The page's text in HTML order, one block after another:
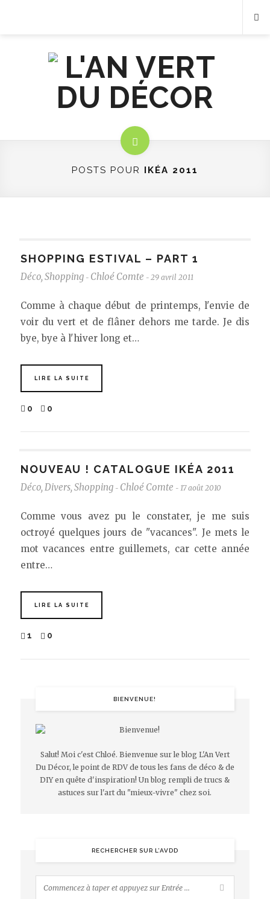
POSTS POUR IKÉA 2011
SHOPPING ESTIVAL – PART 1
Déco, Shopping - Chloé Comte - 29 avril 2011
Comme à chaque début de printemps, l'envie de
voir du vert et de flâner dehors me tarde. Je dis
bye, bye à l'hiver long et…
LIRE LA SUITE
0 0
NOUVEAU ! CATALOGUE IKÉA 2011
Déco, Divers, Shopping - Chloé Comte - 17 août 2010
Comme vous avez pu le constater, je me suis
octroyé quelques jours de "vacances". Je mets le
mot vacances entre guillemets, car cette année
entre…
LIRE LA SUITE
1 0
BIENVENUE!
Salut! Moi c'est Chloé. Bienvenue sur le blog L'An Vert
Du Décor, le point de RDV de tous les fans de déco & de
DIY en quête d'inspiration! Un blog rempli de trucs &
astuces sur l'art du "mieux-vivre" chez soi.
RECHERCHER SUR L’AVDD